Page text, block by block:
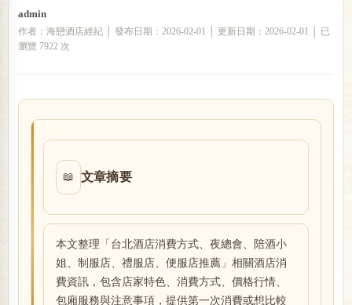
admin
作者：海戀酒店經紀 │ 發布日期：2026-02-01 │ 更新日期：2026-02-01 │ 已
瀏覽 7922 次
📖 文章摘要
本文整理「台北酒店消費方式、夜總會、陪酒小
姐、制服店、禮服店、便服店推薦」相關酒店消
費資訊，包含店家特色、消費方式、價格行情、
包廂服務與注意事項，提供第一次消費或想比較